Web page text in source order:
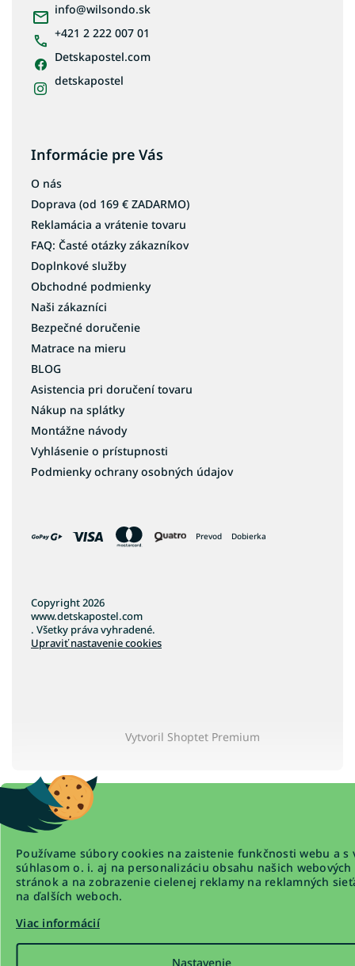
Používame súbory cookies na zaistenie funkčnosti webu a s
súhlasom o. i. aj na personalizáciu obsahu našich webových
stránok a na zobrazenie cielenej reklamy na reklamných
na ďalších weboch.
Viac informácií
Nastavenie
info@wilsondo.sk
+421 2 222 007 01
Detskapostel.com
detskapostel
Informácie pre Vás
O nás
Doprava (od 169 € ZADARMO)
Reklamácia a vrátenie tovaru
FAQ: Časté otázky zákazníkov
Doplnkové služby
Obchodné podmienky
Naši zákazníci
Bezpečné doručenie
Matrace na mieru
BLOG
Asistencia pri doručení tovaru
Nákup na splátky
Montážne návody
Vyhlásenie o prístupnosti
Podmienky ochrany osobných údajov
Prevod Dobierka
Vytvoril Shoptet Premium
Copyright 2026
www.detskapostel.com
. Všetky práva vyhradené.
Upraviť nastavenie cookies